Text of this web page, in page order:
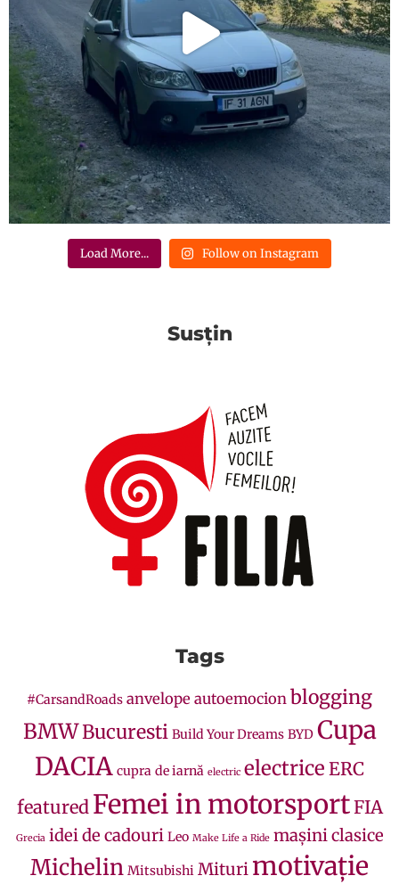
Load More... Follow on Instagram
Susțin
Tags
#CarsandRoads anvelope autoemocionblogging
BMWBucuresti Build Your Dreams BYD Cupa
DACIA cupra de iarnă electric electrice ERC
featured Femei in motorsportFIA
Grecia idei de cadouri Leo Make Life a Ride mașini clasice
Michelin Mitsubishi Mituri motivație